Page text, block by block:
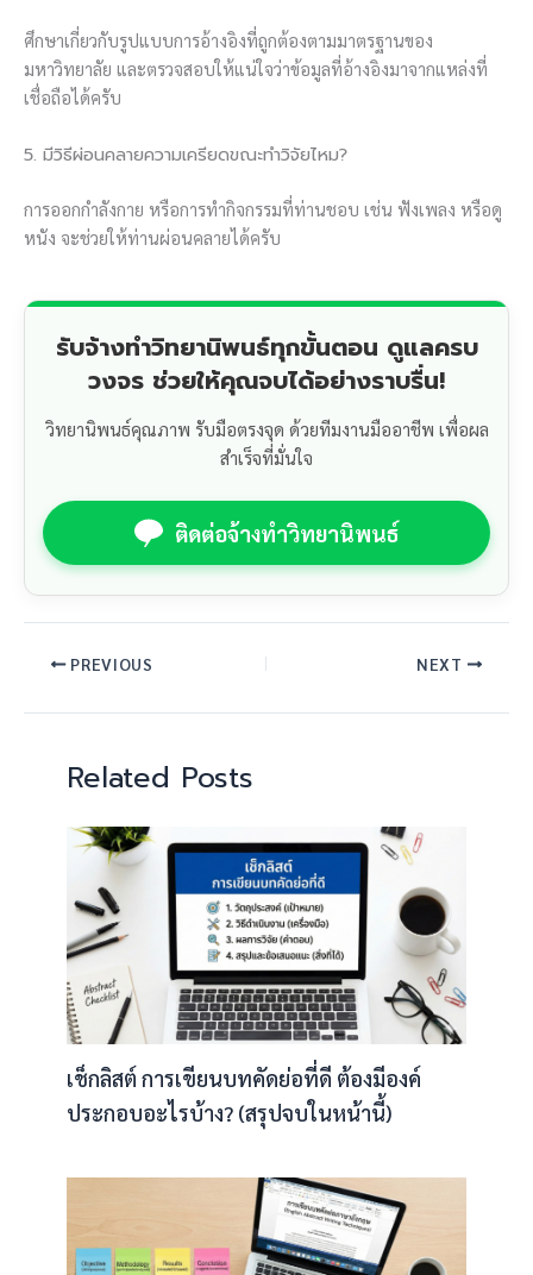
ศึกษาเกี่ยวกับรูปแบบการอ้างอิงที่ถูกต้องตามมาตรฐานของ
มหาวิทยาลัย และตรวจสอบให้แน่ใจว่าข้อมูลที่อ้างอิงมาจากแหล่งที่
เชื่อถือได้ครับ
5. มีวิธีผ่อนคลายความเครียดขณะทำวิจัยไหม?
การออกกำลังกาย หรือการทำกิจกรรมที่ท่านชอบ เช่น ฟังเพลง หรือดู
หนัง จะช่วยให้ท่านผ่อนคลายได้ครับ
รับจ้างทำวิทยานิพนธ์ทุกขั้นตอน ดูแลครบ
วงจร ช่วยให้คุณจบได้อย่างราบรื่น!
วิทยานิพนธ์คุณภาพ รับมือตรงจุด ด้วยทีมงานมืออาชีพ เพื่อผล
สำเร็จที่มั่นใจ
ติดต่อจ้างทำวิทยานิพนธ์
PREVIOUS NEXT
Related Posts
เช็กลิสต์ การเขียนบทคัดย่อที่ดี ต้องมีองค์
ประกอบอะไรบ้าง? (สรุปจบในหน้านี้)